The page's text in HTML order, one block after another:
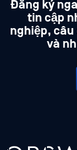
Đăng ký
tin cập
nghiệp,
và